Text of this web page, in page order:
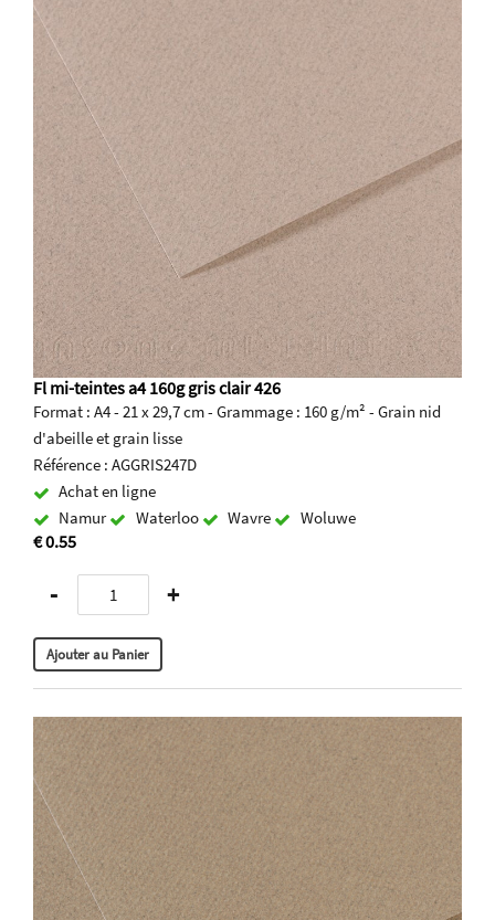
Fl mi-teintes a4 160g gris clair 426
Format : A4 - 21 x 29,7 cm - Grammage : 160 g/m² - Grain nid
d'abeille et grain lisse
Référence : AGGRIS247D
Achat en ligne
Namur
Waterloo Wavre Woluwe
€ 0.55
- +